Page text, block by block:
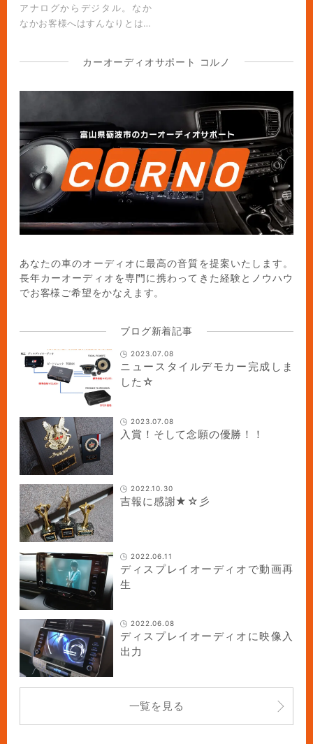
アナログからデジタル。なか
なかお客様へはすんなりとは…
カーオーディオサポート コルノ
あなたの車のオーディオに最高の音質を提案いたします。
長年カーオーディオを専門に携わってきた経験とノウハウ
でお客様ご希望をかなえます。
ブログ新着記事
2023.07.08
ニュースタイルデモカー完成しま
した☆
2023.07.08
入賞！そして念願の優勝！！
2022.10.30
吉報に感謝★☆彡
2022.06.11
ディスプレイオーディオで動画再
生
2022.06.08
ディスプレイオーディオに映像入
出力
一覧を見る